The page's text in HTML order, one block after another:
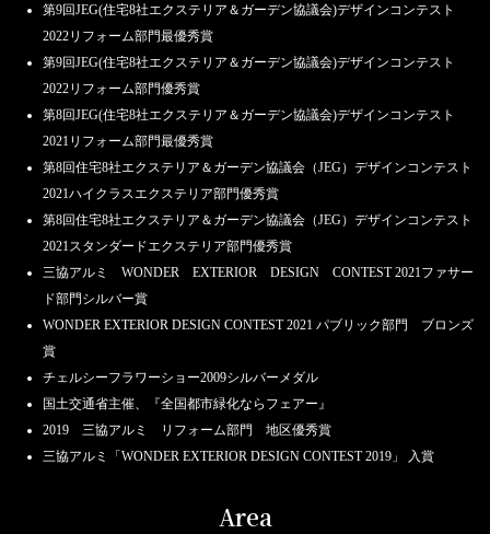
第9回JEG(住宅8社エクステリア＆ガーデン協議会)デザインコンテスト
2022リフォーム部門最優秀賞
第9回JEG(住宅8社エクステリア＆ガーデン協議会)デザインコンテスト
2022リフォーム部門優秀賞
第8回JEG(住宅8社エクステリア＆ガーデン協議会)デザインコンテスト
2021リフォーム部門最優秀賞
第8回住宅8社エクステリア＆ガーデン協議会（JEG）デザインコンテスト
2021ハイクラスエクステリア部門優秀賞
第8回住宅8社エクステリア＆ガーデン協議会（JEG）デザインコンテスト
2021スタンダードエクステリア部門優秀賞
三協アルミ WONDER EXTERIOR DESIGN CONTEST 2021ファサー
ド部門シルバー賞
WONDER EXTERIOR DESIGN CONTEST 2021 パブリック部門 ブロンズ
賞
チェルシーフラワーショー2009シルバーメダル
国土交通省主催、『全国都市緑化ならフェアー』
2019 三協アルミ リフォーム部門 地区優秀賞
三協アルミ「WONDER EXTERIOR DESIGN CONTEST 2019」 入賞
Area